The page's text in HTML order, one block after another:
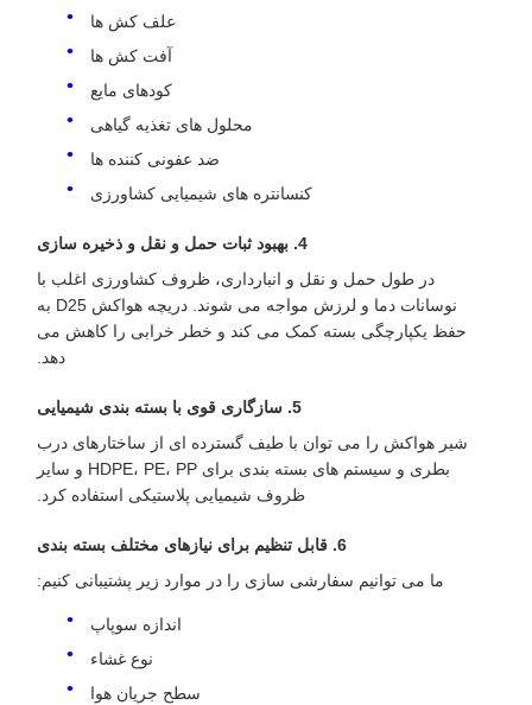
علف کش ها
آفت کش ها
کودهای مایع
محلول های تغذیه گیاهی
ضد عفونی کننده ها
کنسانتره های شیمیایی کشاورزی
4. بهبود ثبات حمل و نقل و ذخیره سازی
در طول حمل و نقل و انبارداری، ظروف کشاورزی اغلب با
نوسانات دما و لرزش مواجه می شوند. دریچه هواکش D25 به
حفظ یکپارچگی بسته کمک می کند و خطر خرابی را کاهش می
دهد.
5. سازگاری قوی با بسته بندی شیمیایی
شیر هواکش را می توان با طیف گسترده ای از ساختارهای درب
بطری و سیستم های بسته بندی برای HDPE، PE، PP و سایر
ظروف شیمیایی پلاستیکی استفاده کرد.
6. قابل تنظیم برای نیازهای مختلف بسته بندی
ما می توانیم سفارشی سازی را در موارد زیر پشتیبانی کنیم:
اندازه سوپاپ
نوع غشاء
سطح جریان هوا